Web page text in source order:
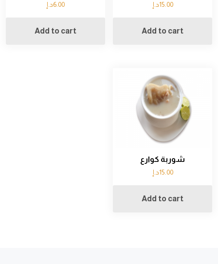
15.00د.إ
Add to cart
6.00د.إ
Add to cart
شوربة كوارع
15.00د.إ
Add to cart